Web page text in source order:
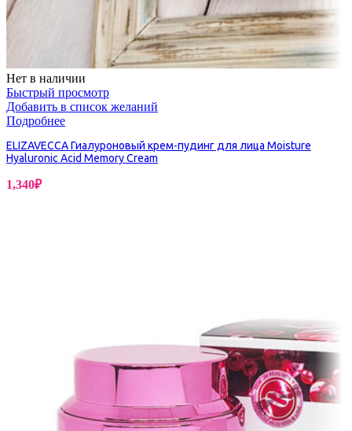
Нет в наличии
Быстрый просмотр
Добавить в список желаний
Подробнее
ELIZAVECCA Гиалуроновый крем-пудинг для лица Moisture
Hyaluronic Acid Memory Cream
1,340₽